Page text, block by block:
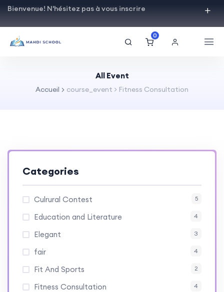
Bienvenue! N'hésitez pas à vous inscrire
0
All Event
Accueil course_event > Fitness Consultation
Categories
Culrural Contest 5
Education and Literature 4
Elegant 3
fair 4
Fit And Sports 2
Fitness Consultation 4